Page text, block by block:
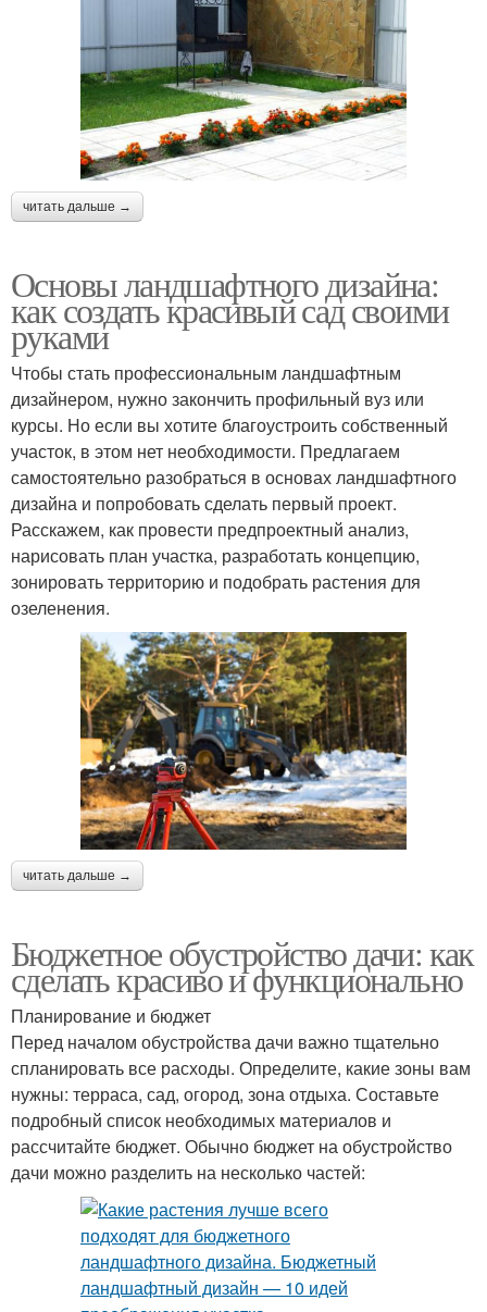
читать дальше →
Основы ландшафтного дизайна:
как создать красивый сад своими
руками
Чтобы стать профессиональным ландшафтным
дизайнером, нужно закончить профильный вуз или
курсы. Но если вы хотите благоустроить собственный
участок, в этом нет необходимости. Предлагаем
самостоятельно разобраться в основах ландшафтного
дизайна и попробовать сделать первый проект.
Расскажем, как провести предпроектный анализ,
нарисовать план участка, разработать концепцию,
зонировать территорию и подобрать растения для
озеленения.
читать дальше →
Бюджетное обустройство дачи: как
сделать красиво и функционально
Планирование и бюджет
Перед началом обустройства дачи важно тщательно
спланировать все расходы. Определите, какие зоны вам
нужны: терраса, сад, огород, зона отдыха. Составьте
подробный список необходимых материалов и
рассчитайте бюджет. Обычно бюджет на обустройство
дачи можно разделить на несколько частей: